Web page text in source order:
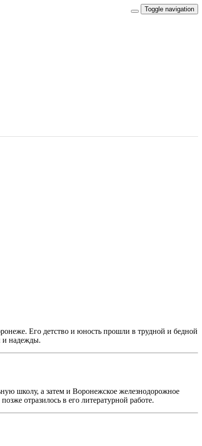
Toggle navigation
Его детство и юность прошли в трудной и бедной
и надежды.
школу, а затем и Воронежское железнодорожное
отразилось в его литературной работе.